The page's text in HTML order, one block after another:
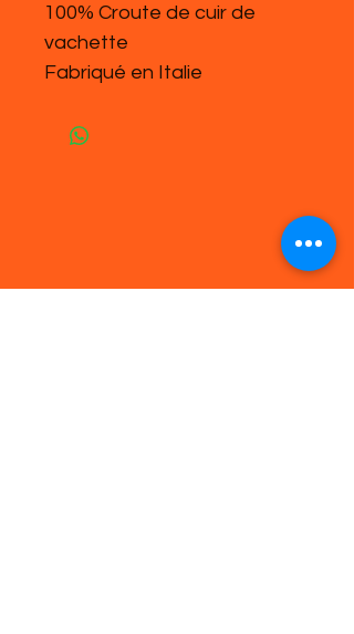
100% Croute de cuir de
vachette
Fabriqué en Italie